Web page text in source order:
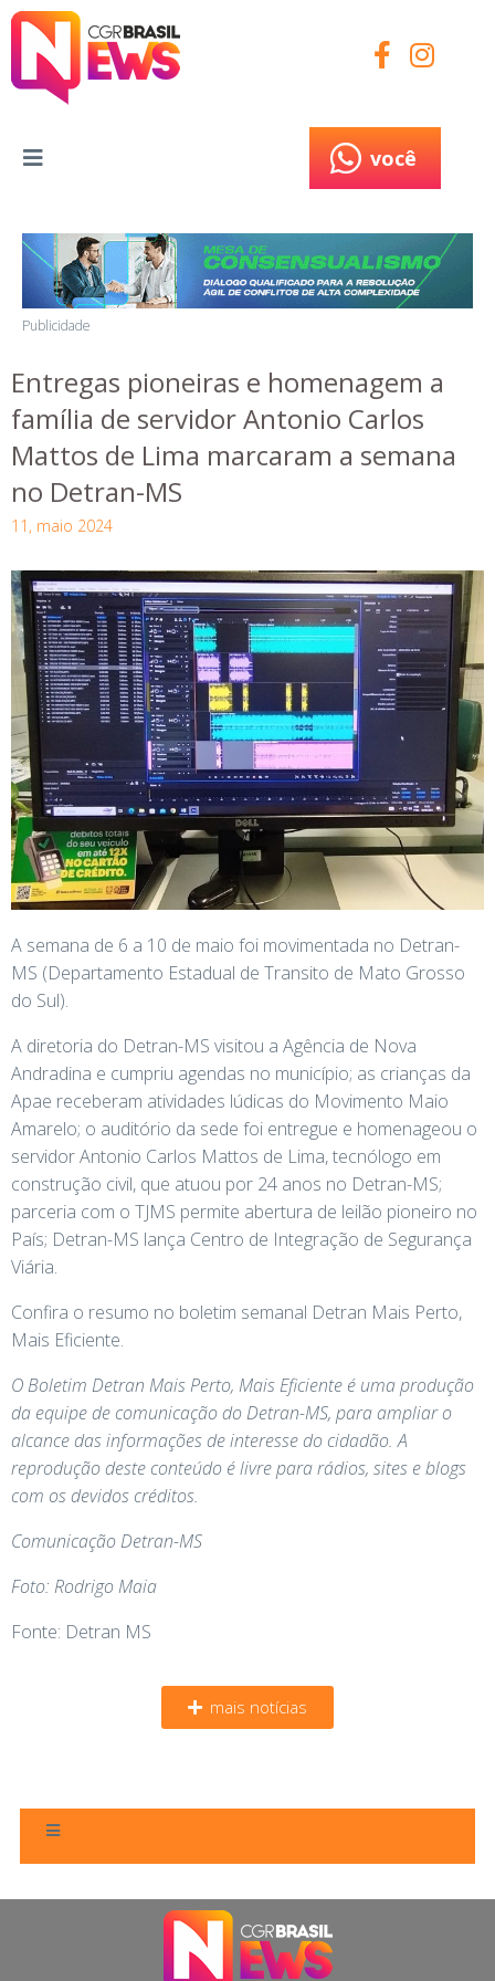
você
Publicidade
Entregas pioneiras e homenagem a
família de servidor Antonio Carlos
Mattos de Lima marcaram a semana
no Detran-MS
11, maio 2024
A semana de 6 a 10 de maio foi movimentada no Detran-
MS (Departamento Estadual de Transito de Mato Grosso
do Sul).
A diretoria do Detran-MS visitou a Agência de Nova
Andradina e cumpriu agendas no município; as crianças da
Apae receberam atividades lúdicas do Movimento Maio
Amarelo; o auditório da sede foi entregue e homenageou o
servidor Antonio Carlos Mattos de Lima, tecnólogo em
construção civil, que atuou por 24 anos no Detran-MS;
parceria com o TJMS permite abertura de leilão pioneiro no
País; Detran-MS lança Centro de Integração de Segurança
Viária.
Confira o resumo no boletim semanal Detran Mais Perto,
Mais Eficiente.
O Boletim Detran Mais Perto, Mais Eficiente é uma produção
da equipe de comunicação do Detran-MS, para ampliar o
alcance das informações de interesse do cidadão. A
reprodução deste conteúdo é livre para rádios, sites e blogs
com os devidos créditos.
Comunicação Detran-MS
Foto: Rodrigo Maia
Fonte: Detran MS
mais notícias